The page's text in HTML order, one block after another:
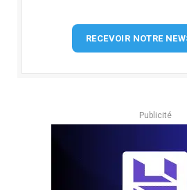
RECEVOIR NOTRE
Publicité